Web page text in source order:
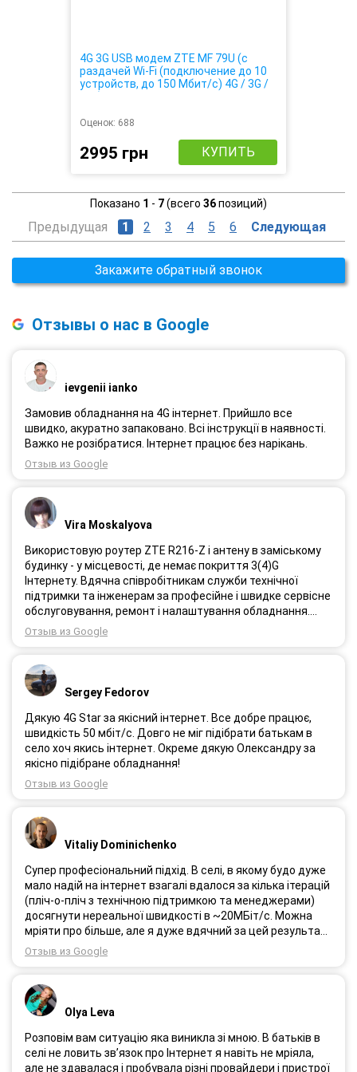
4G 3G USB модем ZTE MF 79U (с
раздачей Wi-Fi (подключение до 10
устройств, до 150 Мбит/с) 4G / 3G /
LTE)
Оценок: 688
2995 грн КУПИТЬ
Показано 1 - 7(всего 36позиций)
Предыдущая 1 2 3 4 5 6 Следующая
Закажите обратный звонок
Отзывы о нас в Google
ievgenii ianko
Замовив обладнання на 4G інтернет. Прийшло все
швидко, акуратно запаковано. Всі інструкції в наявності.
Важко не розібратися. Інтернет працює без нарікань.
Отзыв из Google
Vira Moskalyova
Використовую роутер ZTE R216-Z і антену в заміському
будинку - у місцевості, де немає покриття 3(4)G
Інтернету. Вдячна співробітникам служби технічної
підтримки та інженерам за професійне і швидке сервісне
обслуговування, ремонт і налаштування обладнання.
Через 3 роки після покупки я не шкодую про прийняте
тоді рішення придбати обладнання в компанії 3G star
Отзыв из Google
Sergey Fedorov
Дякую 4G Star за якісний інтернет. Все добре працює,
швидкість 50 мбіт/с. Довго не міг підібрати батькам в
село хоч якись інтернет. Окреме дякую Олександру за
якісно підібране обладнання!
Отзыв из Google
Vitaliy Dominichenko
Супер професіональний підхід. В селі, в якому будо дуже
мало надій на інтернет взагалі вдалося за кілька ітерацій
(пліч-о-пліч з технічною підтримкою та менеджерами)
досягнути нереальної швидкості в ~20МБіт/с. Можна
мріяти про більше, але я дуже вдячний за цей результат,
так як перші спроби впиралися в максимум 4-5 МБіт/с.
Спробували усіх можливих операторів, обертав десятки
доплатою і вдалося неможливе :) Дякую вам! Безумовно
вдячний і радий знайомству.
Отзыв из Google
Olya Leva
Розповім вам ситуацію яка виникла зі мною. В батьків в
селі не ловить зв’язок про Інтернет я навіть не мріяла,
але не здавалася і пробувала різні провайдери і пристрої